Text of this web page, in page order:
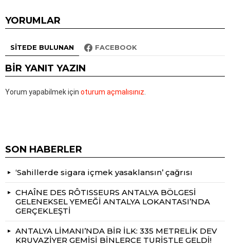
YORUMLAR
SITEDE BULUNAN FACEBOOK
BIR YANIT YAZIN
Yorum yapabilmek için oturum açmalısınız
SON HABERLER
‘Sahillerde sigara içmek yasaklansın’ çağrısı
CHAÎNE DES RÔTISSEURS ANTALYA BÖLGESİ
GELENEKSEL YEMEĞİ ANTALYA LOKANTASI’NDA
GERÇEKLEŞTİ
ANTALYA LİMANI’NDA BİR İLK: 335 METRELİK DEV
KRUVAZİYER GEMİSİ BİNLERCE TURİSTLE GELDİ!